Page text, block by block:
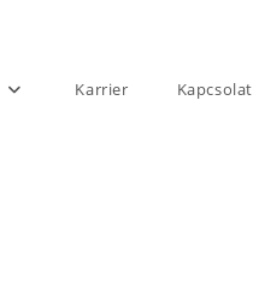
Karrier Kapcsolat